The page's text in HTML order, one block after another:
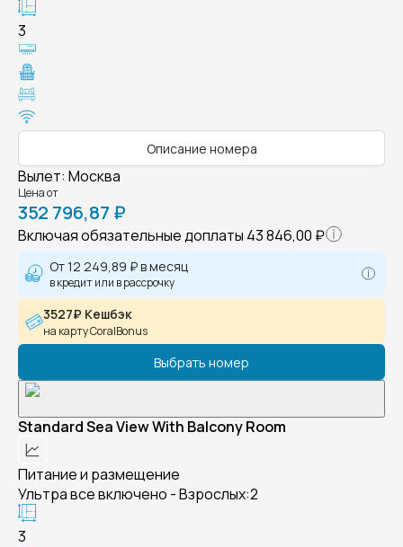
3
Описание номера
Вылет: Москва
Цена от
352 796,87 ₽
Включая обязательные доплаты 43 846,00 ₽
От12 249,89 ₽в месяц
в кредит или в рассрочку
3527₽ Кешбэк
на карту CoralBonus
Выбрать номер
Standard Sea View With Balcony Room
Питание и размещение
Ультра все включено - Взрослых:2
3